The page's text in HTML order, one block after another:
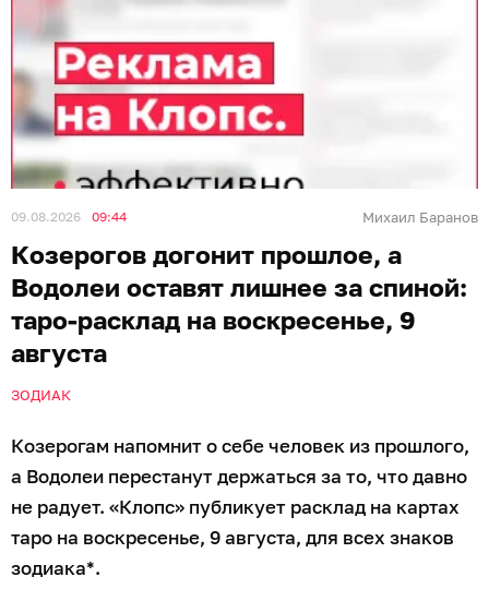
09.08.2026 09:44 Михаил Баранов
Козерогов догонит прошлое, а
Водолеи оставят лишнее за спиной:
таро-расклад на воскресенье, 9
августа
ЗОДИАК
Козерогам напомнит о себе человек из прошлого,
а Водолеи перестанут держаться за то, что давно
не радует. «Клопс» публикует расклад на картах
таро на воскресенье, 9 августа, для всех знаков
зодиака*.